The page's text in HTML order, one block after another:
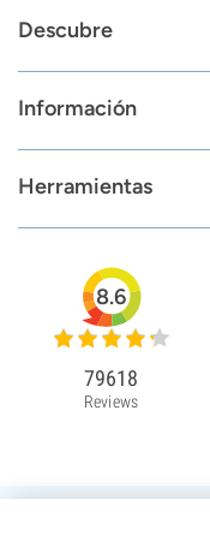
Descubre
Información
Herramientas
8.6
79618
Reviews